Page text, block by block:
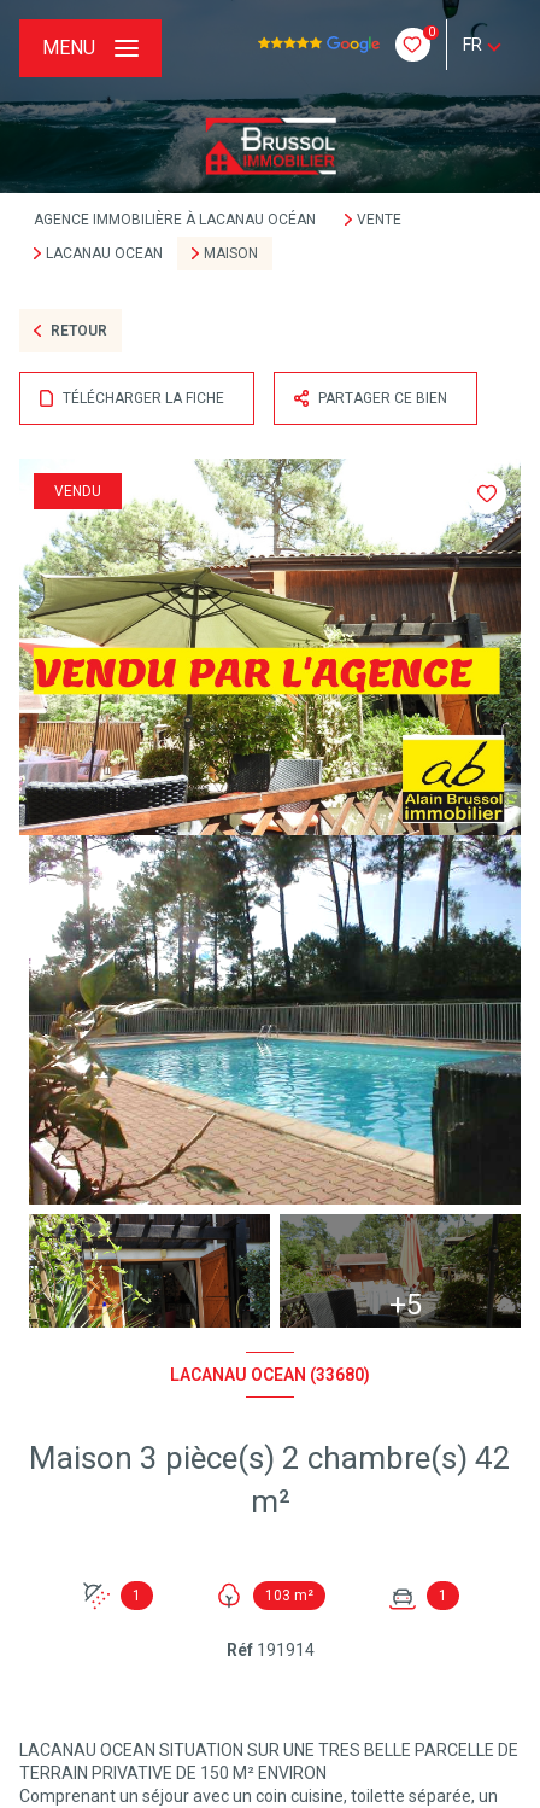
0
FR
MENU
AGENCE IMMOBILIÈRE À LACANAU OCÉAN
VENTE
LACANAU OCEAN
MAISON
RETOUR
TÉLÉCHARGER LA FICHE PARTAGER CE BIEN
VENDU
+5
LACANAU OCEAN (33680)
Maison 3 pièce(s) 2 chambre(s) 42
m²
1 103 m² 1
Réf 191914
LACANAU OCEAN SITUATION SUR UNE TRES BELLE PARCELLE DE
TERRAIN PRIVATIVE DE 150 M² ENVIRON
Comprenant un séjour avec un coin cuisine, toilette séparée, un